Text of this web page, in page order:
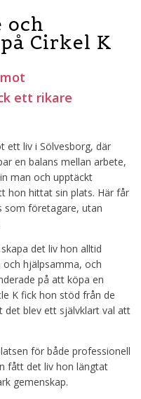
och
Cirkel K
ett rikare
ett liv i Sölvesborg, där
en balans mellan arbete,
man och upptäckt
hon hittat sin plats. Här får
som företagare, utan
det liv hon alltid
hjälpsamma, och
på att köpa en
K fick hon stöd från de
det blev ett självklart val att
för både professionell
fått det liv hon längtat
gemenskap.